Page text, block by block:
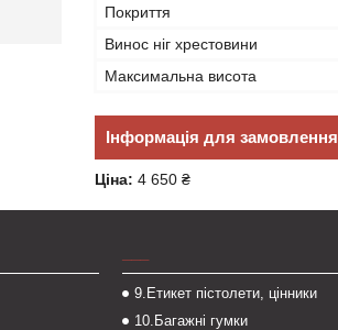
Покриття
Винос ніг хрестовини
Максимальна висота
Інформація для замовлення
Ціна: 4 650 ₴
9.Етикет пістолети, цінники
10.Багажні гумки